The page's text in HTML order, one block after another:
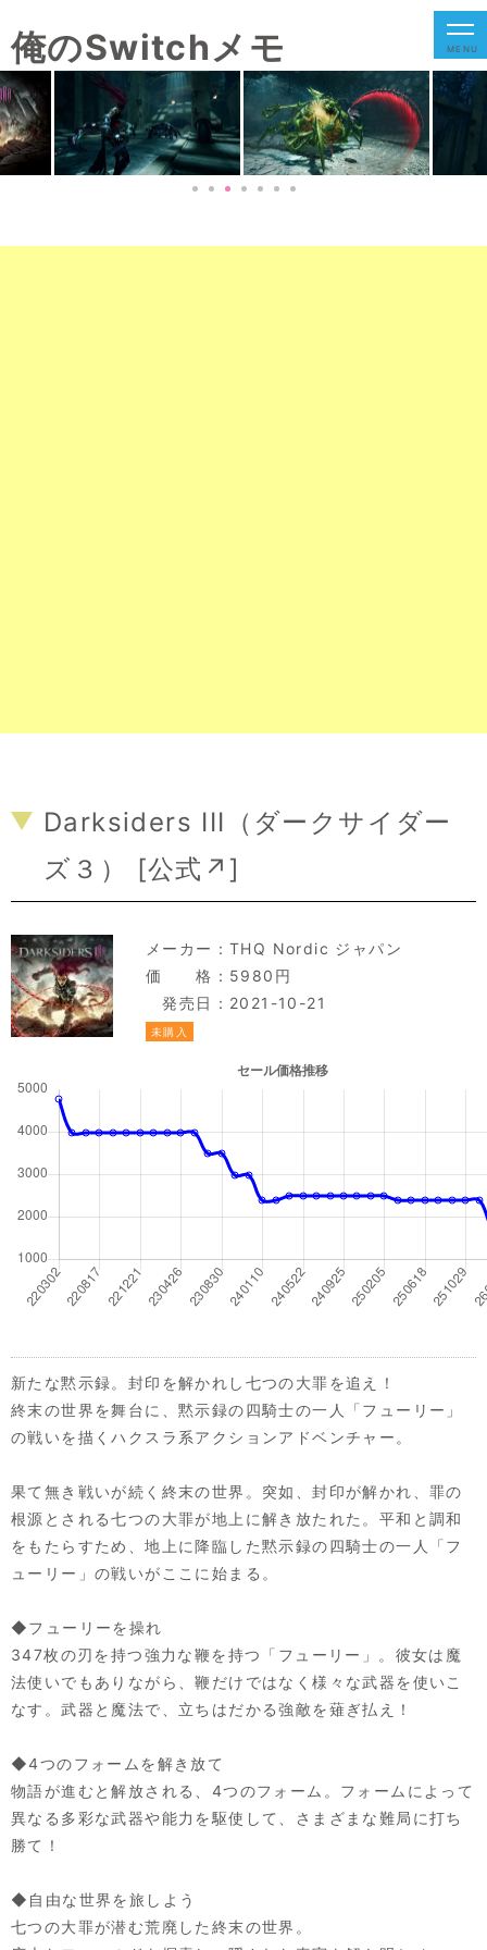
俺のSwitchメモ MENU
Darksiders III（ダークサイダー
ズ３） [公式↗]
メーカー： THQ Nordic ジャパン
価 格：5980円
発売日：2021-10-21
未購入
新たな黙示録。封印を解かれし七つの大罪を追え！
終末の世界を舞台に、黙示録の四騎士の一人「フューリー」
の戦いを描くハクスラ系アクションアドベンチャー。
果て無き戦いが続く終末の世界。突如、封印が解かれ、罪の
根源とされる七つの大罪が地上に解き放たれた。平和と調和
をもたらすため、地上に降臨した黙示録の四騎士の一人「フ
ューリー」の戦いがここに始まる。
◆フューリーを操れ
347枚の刃を持つ強力な鞭を持つ「フューリー」。彼女は魔
法使いでもありながら、鞭だけではなく様々な武器を使いこ
なす。武器と魔法で、立ちはだかる強敵を薙ぎ払え！
◆4つのフォームを解き放て
物語が進むと解放される、4つのフォーム。フォームによって
異なる多彩な武器や能力を駆使して、さまざまな難局に打ち
勝て！
◆自由な世界を旅しよう
七つの大罪が潜む荒廃した終末の世界。